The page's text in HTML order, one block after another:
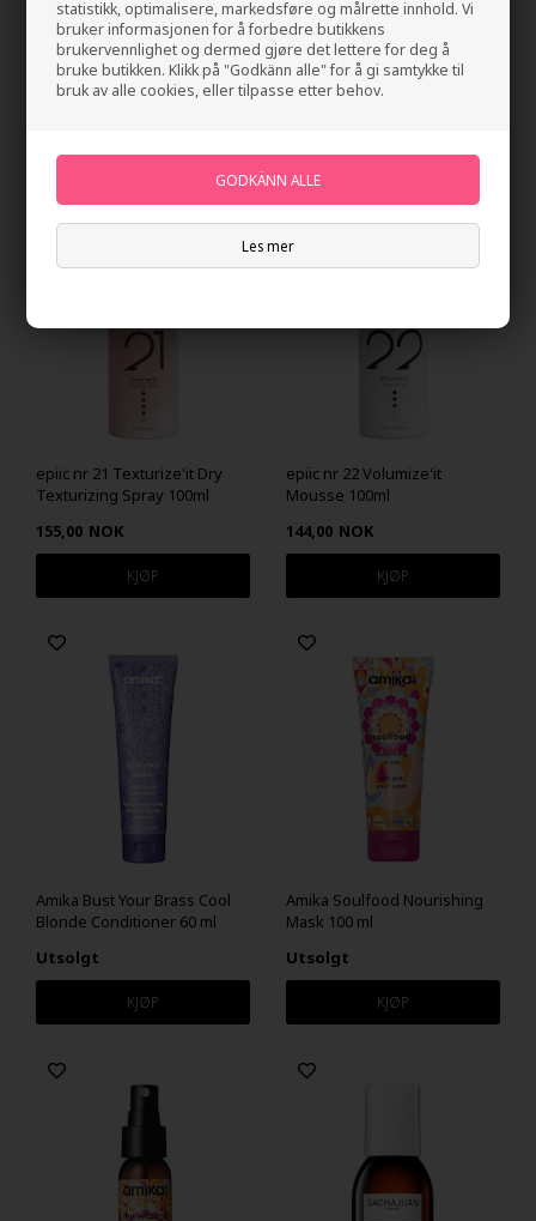
statistikk, optimalisere, markedsføre og målrette innhold. Vi
bruker informasjonen for å forbedre butikkens
brukervennlighet og dermed gjøre det lettere for deg å
bruke butikken. Klikk på "Godkänn alle" for å gi samtykke til
bruk av alle cookies, eller tilpasse etter behov.
Les mer
Living Proof Perfect Hair Day
Dry Shampoo 92ml
Utsolgt
epiic nr 20 Renew'it Dry
Shampoo 100ml
144,00 NOK
epiic nr 21 Texturize'it Dry
Texturizing Spray 100ml
155,00 NOK
epiic nr 22 Volumize'it
Mousse 100ml
144,00 NOK
Amika Bust Your Brass Cool
Blonde Conditioner 60 ml
Utsolgt
Amika Soulfood Nourishing
Mask 100 ml
Utsolgt